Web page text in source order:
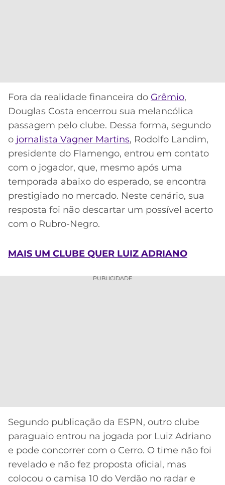
MELHORES
CASSINOS
ONLINE
2026
VASCO
INTERNACIONAL
GRÊMIO
ATLÉTICO
MG
CRUZEIRO
LIGA
DOS
CAMPEÕES
LALIGA
Fora da realidade financeira do Grêmio,
Douglas Costa encerrou sua melancólica
passagem pelo clube. Dessa forma, segundo
o jornalista Vagner Martins, Rodolfo Landim,
presidente do Flamengo, entrou em contato
com o jogador, que, mesmo após uma
temporada abaixo do esperado, se encontra
prestigiado no mercado. Neste cenário, sua
resposta foi não descartar um possível acerto
com o Rubro-Negro.
MAIS UM CLUBE QUER LUIZ ADRIANO
PUBLICIDADE
Segundo publicação da ESPN, outro clube
paraguaio entrou na jogada por Luiz Adriano
e pode concorrer com o Cerro. O time não foi
revelado e não fez proposta oficial, mas
colocou o camisa 10 do Verdão no radar e